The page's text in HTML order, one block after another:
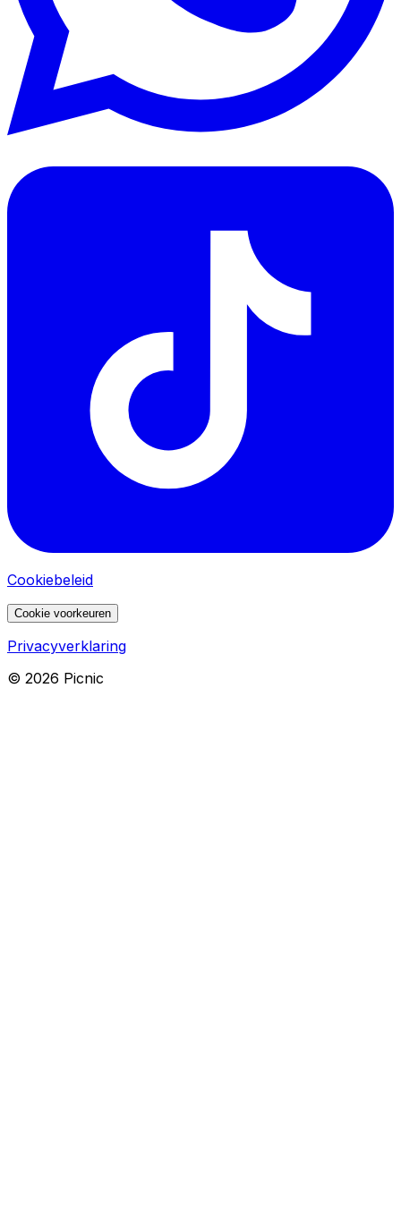
Cookiebeleid
Cookie voorkeuren
Privacyverklaring
© 2026 Picnic